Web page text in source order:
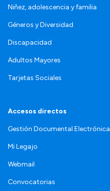
Niñez, adolescencia y familia
Géneros y Diversidad
Discapacidad
Adultos Mayores
Tarjetas Sociales
Accesos directos
Gestión Documental Electrónica
Mi Legajo
Webmail
Convocatorias